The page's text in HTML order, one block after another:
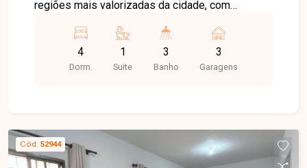
regiões mais valorizadas da cidade, com
principais vias e proximidade com
supermercados, escolas, farmácias, restaurantes
e diversos comércios e serviços, proporcionando
sala ampla em 02 ambientes, sala de TV, 04
quartos, sendo 01 suíte e 03 deles com armários
4
Dorm.
1
Suite
3
Banho
3
Garagens
Cód. 52944